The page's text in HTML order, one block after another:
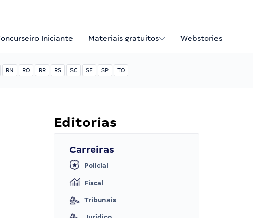
Iniciante Materiais gratuitos Webstories
RN RO RR RS SC SE SP TO
Editorias
Carreiras
Policial
Fiscal
Tribunais